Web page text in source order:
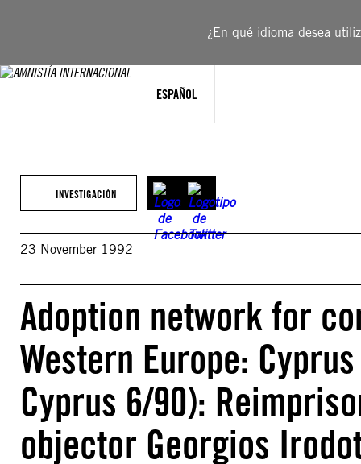
¿En qué idioma desea
ESPAÑOL
INVESTIGACIÓN
23 November 1992
Adoption network for
Western Europe:
Cyprus 6/90):
objector Georgios